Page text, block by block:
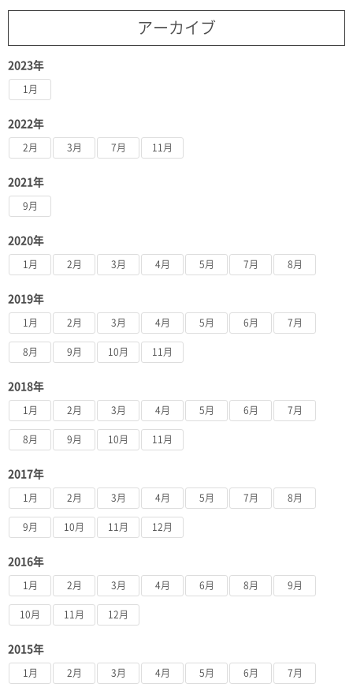
アーカイブ
2023年
1月
2022年
2月 3月 7月 11月
2021年
9月
2020年
1月 2月 3月 4月 5月 7月 8月
2019年
1月 2月 3月 4月 5月 6月 7月
8月 9月 10月 11月
2018年
1月 2月 3月 4月 5月 6月 7月
8月 9月 10月 11月
2017年
1月 2月 3月 4月 5月 7月 8月
9月 10月 11月 12月
2016年
1月 2月 3月 4月 6月 8月 9月
10月 11月 12月
2015年
1月 2月 3月 4月 5月 6月 7月